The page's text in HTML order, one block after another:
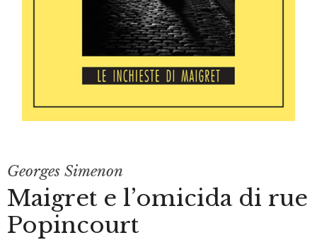
Georges Simenon
Maigret e l’omicida di rue
Popincourt